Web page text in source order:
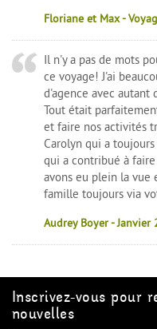
Floriane et Max -
Il n'y a pas de mots
ce voyage! J'ai
d'agence avec autant
Tout était
et faire nos activités
Carolyn qui a
qui a contribué à
avons eu plein la vue
famille toujours via
Audrey Boyer -
Inscrivez-vous pour
nouvelles